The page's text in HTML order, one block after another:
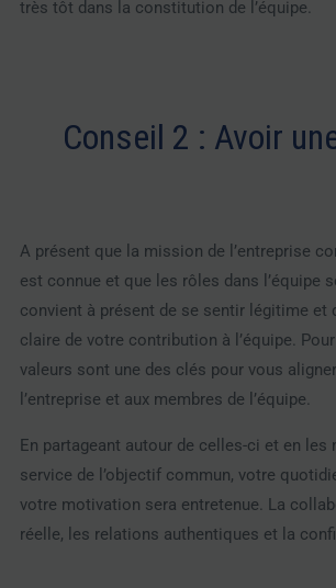
très tôt dans la constitution de l’équipe.
Conseil 2 : Avoir
A présent que la mission de l’entreprise
est connue et que les rôles dans l’équipe
convient à présent de se sentir légitime et
claire de votre contribution à l’équipe.
valeurs sont une des clés pour vous
l’entreprise et aux membres de l’équipe.
En partageant autour de celles-ci et en les
service de l’objectif commun, votre
votre motivation sera entretenue. La
réelle, les relations authentiques et la